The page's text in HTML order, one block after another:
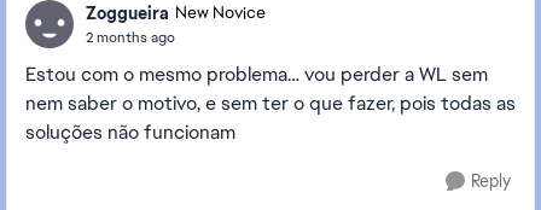
Zoggueira New Novice
2 months ago
Estou com o mesmo problema… vou perder a WL sem
nem saber o motivo, e sem ter o que fazer, pois todas as
soluções não funcionam
Reply